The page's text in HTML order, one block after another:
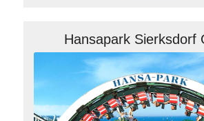
Hansapark Sierksdorf